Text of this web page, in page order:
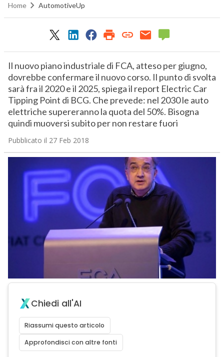
Home AutomotiveUp
Il nuovo piano industriale di FCA, atteso per giugno,
dovrebbe confermare il nuovo corso. Il punto di svolta
sarà fra il 2020 e il 2025, spiega il report Electric Car
Tipping Point di BCG. Che prevede: nel 2030 le auto
elettriche supereranno la quota del 50%. Bisogna
quindi muoversi subito per non restare fuori
Pubblicato il 27 Feb 2018
Chiedi all'AI
Riassumi questo articolo
Approfondisci con altre fonti